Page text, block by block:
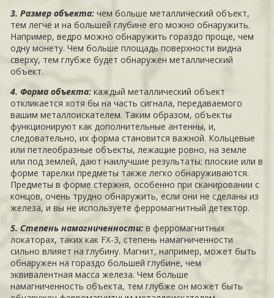
3. Размер объекта: чем больше металлический объект,
тем легче и на большей глубине его можно обнаружить.
Например, ведро можно обнаружить гораздо проще, чем
одну монету. Чем больше площадь поверхности видна
сверху, тем глубже будет обнаружен металлический
объект.
4. Форма объекта: каждый металлический объект
откликается хотя бы на часть сигнала, передаваемого
вашим металлоискателем. Таким образом, объекты
функционируют как дополнительные антенны, и,
следовательно, их форма становится важной. Кольцевые
или петлеобразные объекты, лежащие ровно, на земле
или под землей, дают наилучшие результаты; плоские или в
форме тарелки предметы также легко обнаруживаются.
Предметы в форме стержня, особенно при сканировании с
концов, очень трудно обнаружить, если они не сделаны из
железа, и вы не используете ферромагнитный детектор.
5. Степень намагниченности: в ферромагнитных
локаторах, таких как FX-3, степень намагниченности
сильно влияет на глубину. Магнит, например, может быть
обнаружен на гораздо большей глубине, чем
эквивалентная масса железа. Чем больше
намагниченность объекта, тем глубже он может быть